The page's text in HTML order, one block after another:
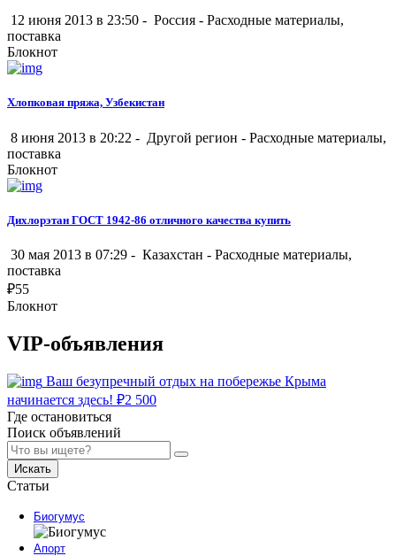
12 июня 2013 в 23:50 - Россия - Расходные материалы,
поставка
Блокнот
Хлопковая пряжа, Узбекистан
8 июня 2013 в 20:22 - Другой регион - Расходные материалы,
поставка
Блокнот
Дихлорэтан ГОСТ 1942-86 отличного качества купить
30 мая 2013 в 07:29 - Казахстан - Расходные материалы,
поставка
₽55
Блокнот
VIP-объявления
Ваш безупречный отдых на побережье Крыма
начинается здесь! ₽2 500
Где остановиться
Поиск объявлений
Искать
Статьи
Биогумус
Апорт